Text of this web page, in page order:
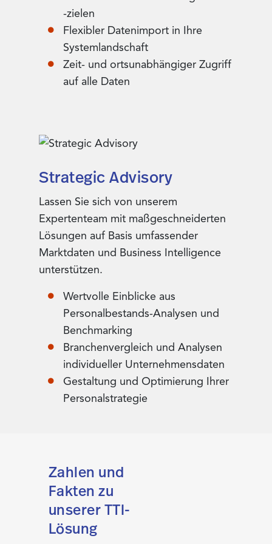
-zielen
Flexibler Datenimport in Ihre
Systemlandschaft
Zeit- und ortsunabhängiger Zugriff
auf alle Daten
Strategic Advisory
Lassen Sie sich von unserem
Expertenteam mit maßgeschneiderten
Lösungen auf Basis umfassender
Marktdaten und Business Intelligence
unterstützen.
Wertvolle Einblicke aus
Personalbestands-Analysen und
Benchmarking
Branchenvergleich und Analysen
individueller Unternehmensdaten
Gestaltung und Optimierung Ihrer
Personalstrategie
Zahlen und
Fakten zu
unserer TTI-
Lösung